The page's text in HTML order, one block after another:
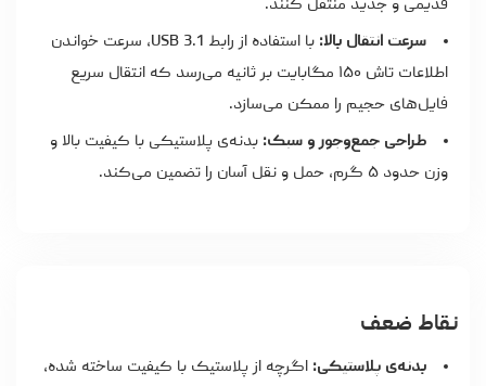
قدیمی و جدید منتقل کنند.
سرعت انتقال بالا:
با استفاده از رابط USB 3.1، سرعت خواندن
اطلاعات تاش ۱۵۰ مگابایت بر ثانیه می‌رسد که انتقال سریع
فایل‌های حجیم را ممکن می‌سازد.
طراحی جمع‌وجور و سبک: بدنه‌ی پلاستیکی با کیفیت بالا و
وزن حدود ۵ گرم، حمل و نقل آسان را تضمین می‌کند.
نقاط ضعف
بدنه‌ی پلاستیکی: اگرچه از پلاستیک با کیفیت ساخته شده،